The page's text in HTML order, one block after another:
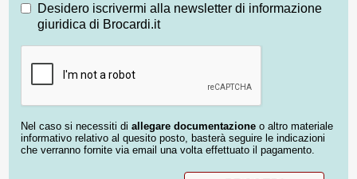
Desidero iscrivermi alla newsletter di informazione
giuridica di Brocardi.it
Nel caso si necessiti di allegare documentazione o altro materiale
informativo relativo al quesito posto, basterà seguire le indicazioni
che verranno fornite via email una volta effettuato il pagamento.